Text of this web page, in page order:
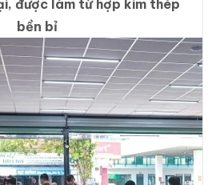
được làm từ hợp kim thép
bền bỉ